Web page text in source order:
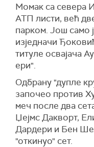
Момак са севера
АТП листи, већ
парком. Још само
изједначи
титуле освајача
ери".
Одбрану "дупле
започео против
меч после два
Џејмс Дакворт,
Дардери и Бен
"откинуо" сет.